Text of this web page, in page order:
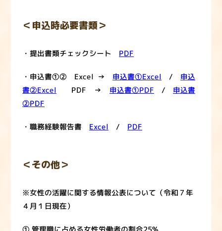
＜申込時必要書類＞
・提出書類チェックシート PDF
・申込書①② Excel → 申込書①Excel / 申込
書②Excel PDF → 申込書①PDF / 申込書
②PDF
・職務経験報告書 Excel / PDF
＜その他＞
※女性の活躍に関する情報公表について（令和７年
４月１日現在）